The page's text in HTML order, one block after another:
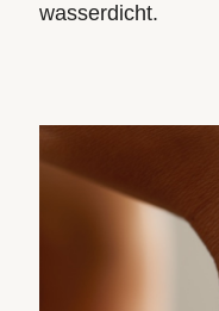
wasserdicht.